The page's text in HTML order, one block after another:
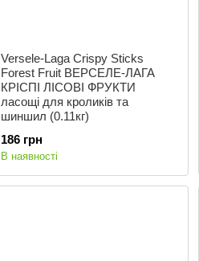
Versele-Laga Crispy Sticks
Forest Fruit ВЕРСЕЛЕ-ЛАГА
КРІСПІ ЛІСОВІ ФРУКТИ
ласощі для кроликів та
шиншил (0.11кг)
186 грн
В наявності